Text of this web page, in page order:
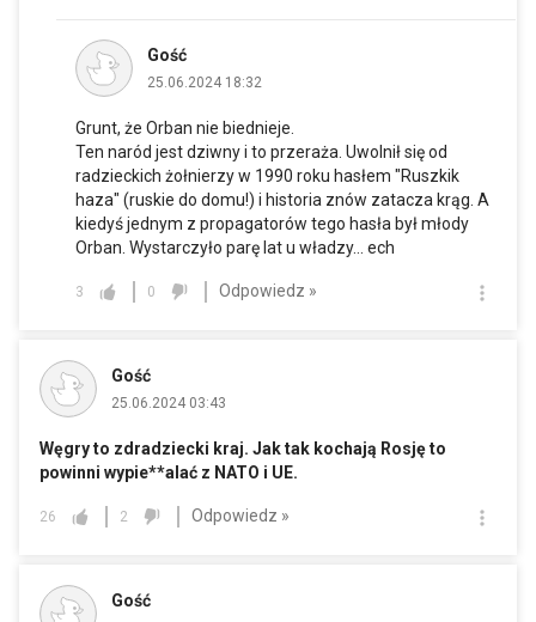
Gość
25.06.2024 18:32
Grunt, że Orban nie biednieje.
Ten naród jest dziwny i to przeraża. Uwolnił się od
radzieckich żołnierzy w 1990 roku hasłem "Ruszkik
haza" (ruskie do domu!) i historia znów zatacza krąg. A
kiedyś jednym z propagatorów tego hasła był młody
Orban. Wystarczyło parę lat u władzy... ech
3 0 Odpowiedz »
Gość
25.06.2024 03:43
Węgry to zdradziecki kraj. Jak tak kochają Rosję to
powinni wypie**alać z NATO i UE.
26 2 Odpowiedz »
Gość